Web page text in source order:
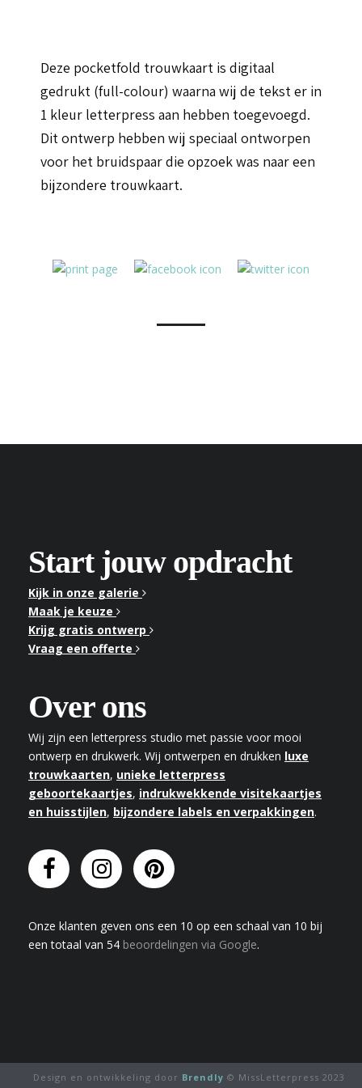
Deze pocketfold trouwkaart is digitaal
gedrukt (full-colour) waarna wij de tekst er in
1 kleur letterpress aan hebben toegevoegd.
Dit ontwerp hebben wij speciaal ontworpen
voor het bruidspaar die opzoek was naar een
bijzondere trouwkaart.
Start jouw opdracht
Kijk in onze galerie
Maak je keuze
Krijg gratis ontwerp
Vraag een offerte
Over ons
Wij zijn een letterpress studio met passie voor mooi
ontwerp en drukwerk. Wij ontwerpen en drukken luxe
trouwkaarten, unieke letterpress
geboortekaartjes, indrukwekkende visitekaartjes
en huisstijlen, bijzondere labels en verpakkingen.
Onze klanten geven ons een 10 op een schaal van 10 bij
een totaal van 54 beoordelingen via Google.
Design en ontwikkeling door Brendly © MissLetterpress 2023